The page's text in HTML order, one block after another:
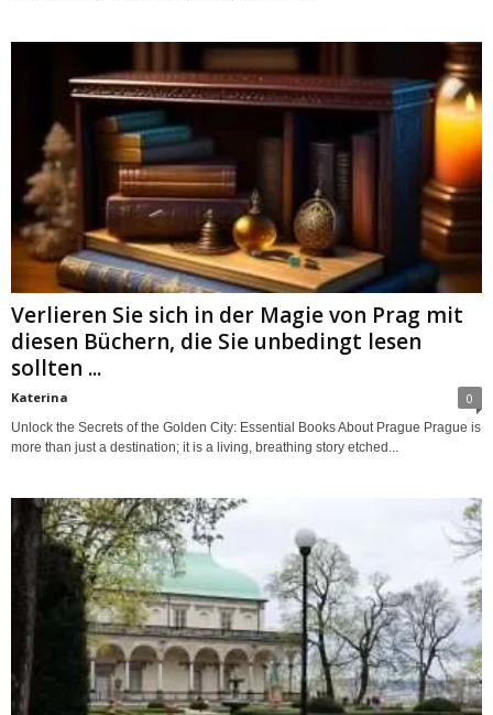
Verlieren Sie sich in der Magie von Prag mit
diesen Büchern, die Sie unbedingt lesen
sollten ...
Katerina 0
Unlock the Secrets of the Golden City: Essential Books About Prague Prague is
more than just a destination; it is a living, breathing story etched...